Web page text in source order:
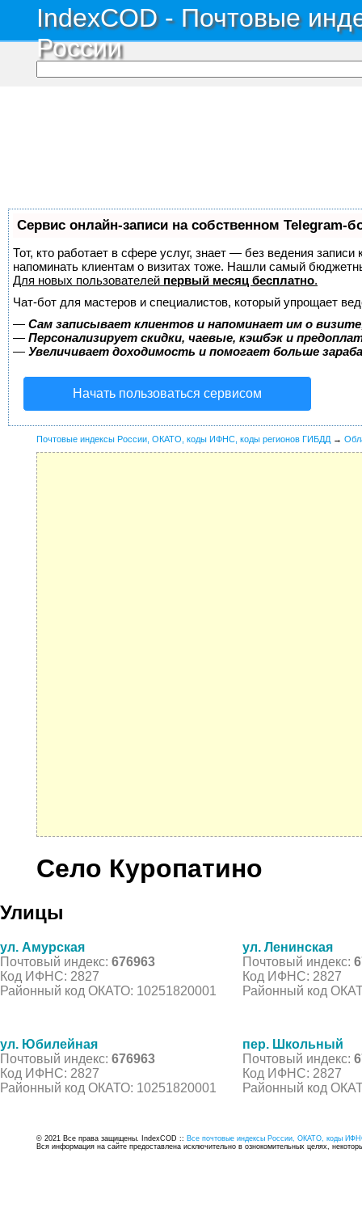
IndexCOD - Почтовые
России
Сервис онлайн-записи на собственном Telegram-
Тот, кто работает в сфере услуг, знает — без ведения
напоминать клиентам о визитах тоже. Нашли самый
Для новых пользователей первый месяц бесплатно.
Чат-бот для мастеров и специалистов, который упрощает
— Сам записывает клиентов и напоминает им о
— Персонализирует скидки, чаевые, кэшбэк и
— Увеличивает доходимость и помогает больше
Начать пользоваться сервисом
Почтовые индексы России, ОКАТО, коды ИФНС, коды регионов ГИБДД →
Село Куропатино
Улицы
ул. Амурская
Почтовый индекс: 676963
Код ИФНС: 2827
Районный код ОКАТО: 10251820001
ул. Ленинская
Почтовый индекс:
Код ИФНС: 2827
Районный код
ул. Юбилейная
Почтовый индекс: 676963
Код ИФНС: 2827
Районный код ОКАТО: 10251820001
пер. Школьный
Почтовый индекс:
Код ИФНС: 2827
Районный код
© 2021 Все права защищены. IndexCOD :: Все почтовые индексы России, ОКАТО, коды
Вся информация на сайте предоставлена исключительно в ознокомительных целях,